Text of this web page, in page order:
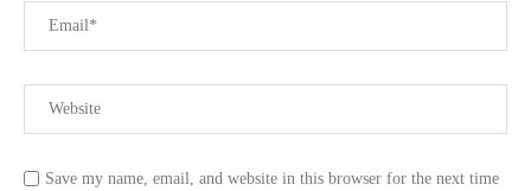
Save my name, email, and website in this browser for the next time